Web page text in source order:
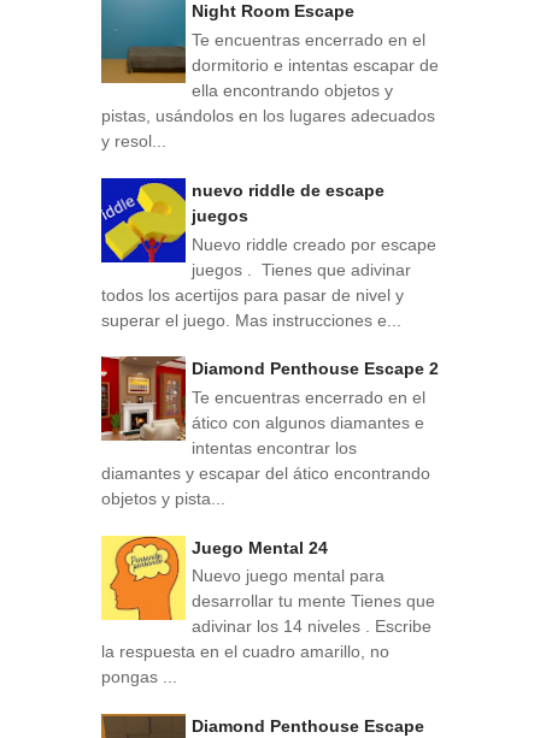
Night Room Escape
Te encuentras encerrado en el
dormitorio e intentas escapar de
ella encontrando objetos y
pistas, usándolos en los lugares adecuados
y resol...
nuevo riddle de escape
juegos
Nuevo riddle creado por escape
juegos . Tienes que adivinar
todos los acertijos para pasar de nivel y
superar el juego. Mas instrucciones e...
Diamond Penthouse Escape 2
Te encuentras encerrado en el
ático con algunos diamantes e
intentas encontrar los
diamantes y escapar del ático encontrando
objetos y pista...
Juego Mental 24
Nuevo juego mental para
desarrollar tu mente Tienes que
adivinar los 14 niveles . Escribe
la respuesta en el cuadro amarillo, no
pongas ...
Diamond Penthouse Escape